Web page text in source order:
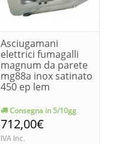
Asciugamani
elettrici fumagalli
magnum da parete
mg88a inox satinato
450 ep lem
Consegna in 5/10gg
712,00€
IVA Inc.